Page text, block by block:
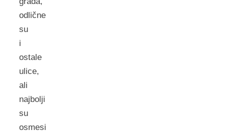
odlične
su
i
ostale
ulice,
ali
najbolji
su
osmesi